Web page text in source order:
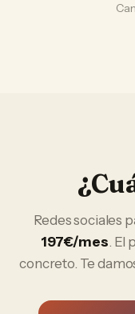
Redes sociales
197€/mes. El
concreto. Te